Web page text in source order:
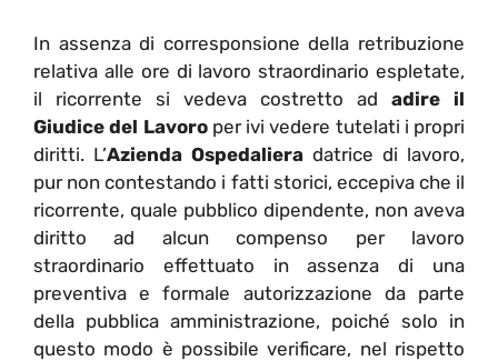
In assenza di corresponsione della retribuzione
relativa alle ore di lavoro straordinario espletate,
il ricorrente si vedeva costretto ad adire il
Giudice del Lavoroper ivi vedere tutelati i propri
diritti. L’Azienda Ospedaliera datrice di lavoro,
pur non contestando i fatti storici, eccepiva che il
ricorrente, quale pubblico dipendente, non aveva
diritto ad alcun compenso per lavoro
straordinario effettuato in assenza di una
preventiva e formale autorizzazione da parte
della pubblica amministrazione, poiché solo in
questo modo è possibile verificare, nel rispetto